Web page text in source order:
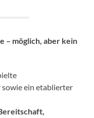
– möglich, aber kein
ein etablierter